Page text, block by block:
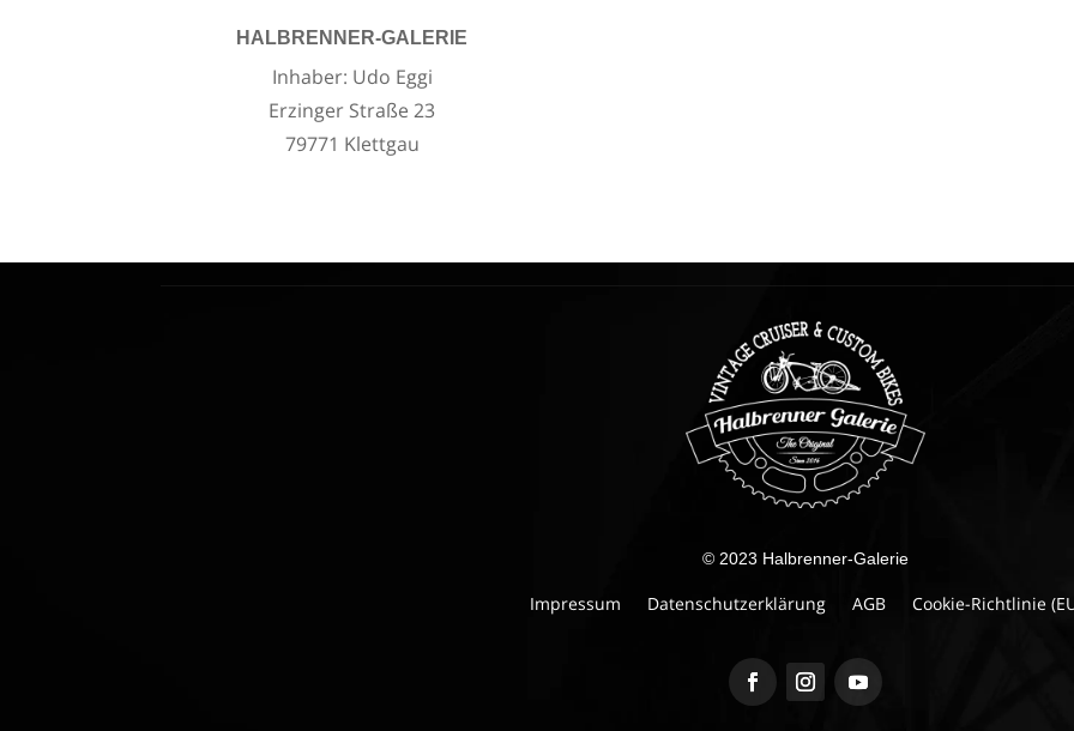
HALBRENNER-GALERIE
Inhaber: Udo Eggi
Erzinger Straße 23
79771 Klettgau
© 2023 Halbrenner-Galerie
Impressum Datenschutzerklärung AGB Cookie-Richtlinie